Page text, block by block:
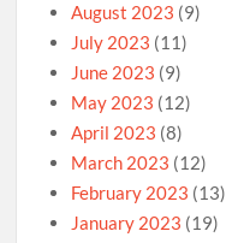
August 2023 (9)
July 2023 (11)
June 2023 (9)
May 2023 (12)
April 2023 (8)
March 2023 (12)
February 2023 (13)
January 2023 (19)